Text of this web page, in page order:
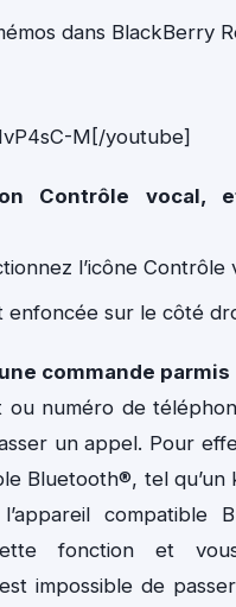
dans BlackBerry
M[/youtube]
Contrôle vocal,
l’icône Contrôle
enfoncée sur le côté
commande
ou numéro de
un appel. Pour
Bluetooth®, tel qu’un
compatible
fonction et
impossible de